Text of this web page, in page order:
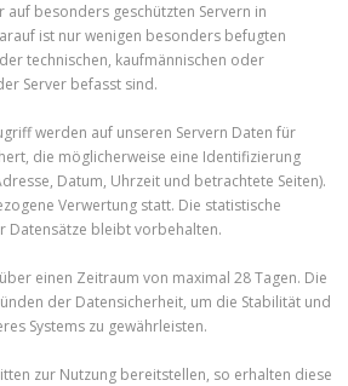
auf besonders geschützten Servern in
ist nur wenigen besonders befugten
technischen, kaufmännischen oder
Server befasst sind.
werden auf unseren Servern Daten für
die möglicherweise eine Identifizierung
Datum, Uhrzeit und betrachtete Seiten).
Verwertung statt. Die statistische
Datensätze bleibt vorbehalten.
einen Zeitraum von maximal 28 Tagen. Die
der Datensicherheit, um die Stabilität und
Systems zu gewährleisten.
zur Nutzung bereitstellen, so erhalten diese